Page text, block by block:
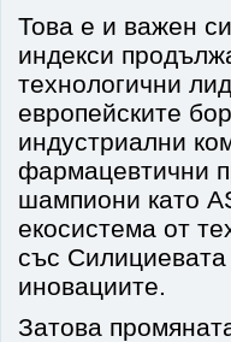
Това е и важен
индекси
технологични
европейските
индустриални
фармацевтични
шампиони като
екосистема от
със
иновациите.
Затова